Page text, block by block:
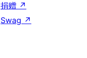
捐赠 ↗
Swag ↗